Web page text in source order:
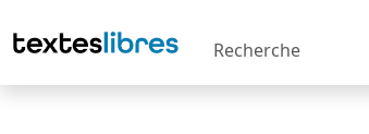
Recherche